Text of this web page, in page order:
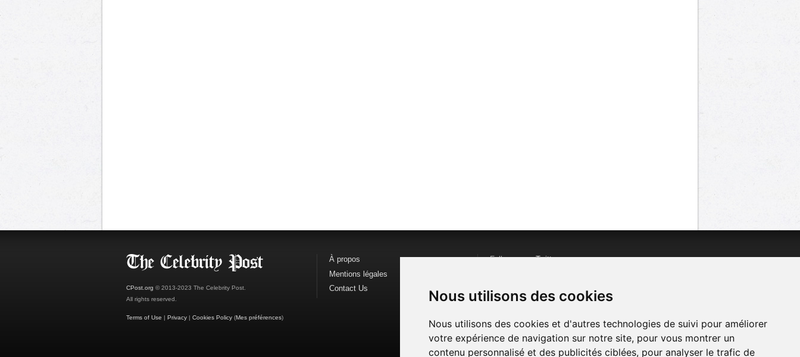
Nous utilisons des cookies
Nous utilisons des cookies et d'autres technologies de suivi pour améliorer
votre expérience de navigation sur notre site, pour vous montrer un
contenu personnalisé et des publicités ciblées, pour analyser le trafic de
CPost.org © 2013-2023 The Celebrity Post.
All rights reserved.
Terms of Use | Privacy | Cookies Policy (Mes préférences)
À propos
Mentions légales
Contact Us
Follow us onTwitter
Watch us on YouTube